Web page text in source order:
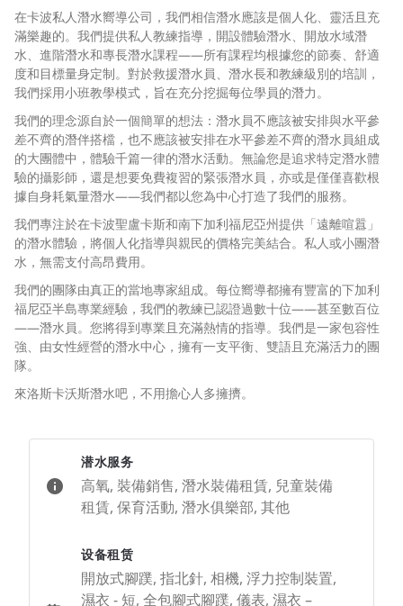
在卡波私人潛水嚮導公司，我們相信潛水應該是個人化、靈活且充
滿樂趣的。我們提供私人教練指導，開設體驗潛水、開放水域潛
水、進階潛水和專長潛水課程——所有課程均根據您的節奏、舒適
度和目標量身定制。對於救援潛水員、潛水長和教練級別的培訓，
我們採用小班教學模式，旨在充分挖掘每位學員的潛力。
我們的理念源自於一個簡單的想法：潛水員不應該被安排與水平參
差不齊的潛伴搭檔，也不應該被安排在水平參差不齊的潛水員組成
的大團體中，體驗千篇一律的潛水活動。無論您是追求特定潛水體
驗的攝影師，還是想要免費複習的緊張潛水員，亦或是僅僅喜歡根
據自身耗氣量潛水——我們都以您為中心打造了我們的服務。
我們專注於在卡波聖盧卡斯和南下加利福尼亞州提供「遠離喧囂」
的潛水體驗，將個人化指導與親民的價格完美結合。私人或小團潛
水，無需支付高昂費用。
我們的團隊由真正的當地專家組成。每位嚮導都擁有豐富的下加利
福尼亞半島專業經驗，我們的教練已認證過數十位——甚至數百位
——潛水員。您將得到專業且充滿熱情的指導。我們是一家包容性
強、由女性經營的潛水中心，擁有一支平衡、雙語且充滿活力的團
隊。
來洛斯卡沃斯潛水吧，不用擔心人多擁擠。
潜水服务
高氧, 裝備銷售, 潛水裝備租賃, 兒童裝備
租賃, 保育活動, 潛水俱樂部, 其他
设备租赁
開放式腳蹼, 指北針, 相機, 浮力控制裝置,
濕衣 - 短, 全包腳式腳蹼, 儀表, 濕衣 –